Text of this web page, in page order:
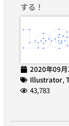
する！
2020年09月
Illustrator,
43,783